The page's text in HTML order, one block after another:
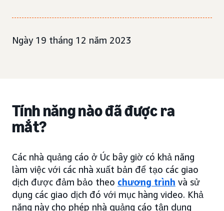
Ngày 19 tháng 12 năm 2023
Tính năng nào đã được ra
mắt?
Các nhà quảng cáo ở Úc bây giờ có khả năng
làm việc với các nhà xuất bản để tạo các giao
dịch được đảm bảo theo chương trình và sử
dụng các giao dịch đó với mục hàng video. Khả
năng này cho phép nhà quảng cáo tận dụng